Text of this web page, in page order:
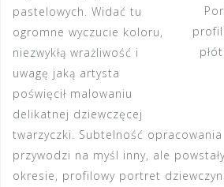
pastelowych. Widać tu
ogromne wyczucie koloru,
niezwykłą wrażliwość i
uwagę jaką artysta
poświęcił malowaniu
delikatnej dziewczęcej
twarzyczki. Subtelność
przywodzi na myśl inny, ale
okresie, profilowy portret